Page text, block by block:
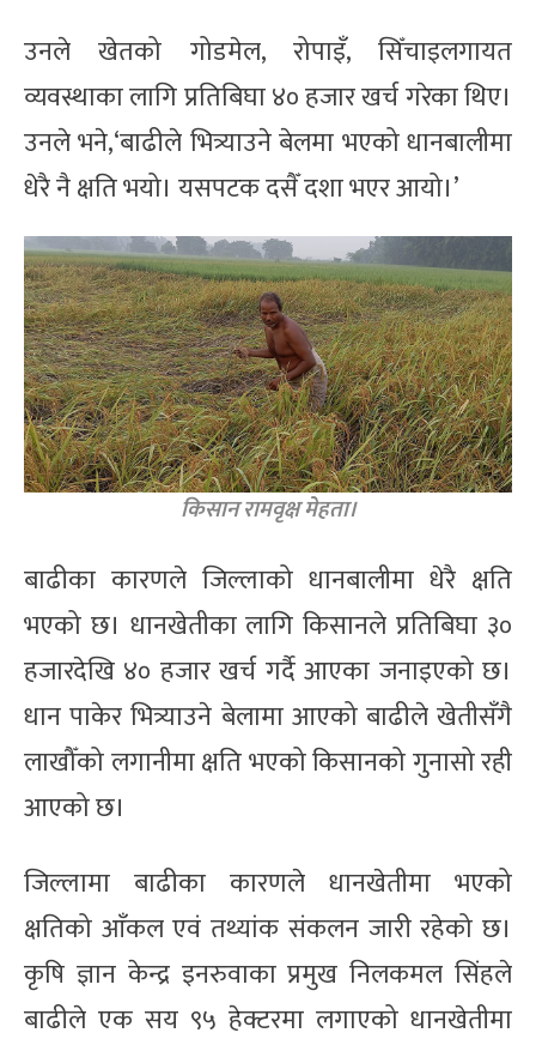
उनले खेतको गोडमेल, रोपाइँ, सिँचाइलगायत
व्यवस्थाका लागि प्रतिबिघा ४० हजार खर्च गरेका थिए।
उनले भने,‘बाढीले भित्र्याउने बेलमा भएको धानबालीमा
धेरै नै क्षति भयो। यसपटक दसैँ दशा भएर आयो।’
किसान रामवृक्ष मेहता।
बाढीका कारणले जिल्लाको धानबालीमा धेरै क्षति
भएको छ। धानखेतीका लागि किसानले प्रतिबिघा ३०
हजारदेखि ४० हजार खर्च गर्दै आएका जनाइएको छ।
धान पाकेर भित्र्याउने बेलामा आएको बाढीले खेतीसँगै
लाखौँको लगानीमा क्षति भएको किसानको गुनासो रही
आएको छ।
जिल्लामा बाढीका कारणले धानखेतीमा भएको
क्षतिको आँकल एवं तथ्यांक संकलन जारी रहेको छ।
कृषि ज्ञान केन्द्र इनरुवाका प्रमुख निलकमल सिंहले
बाढीले एक सय ९५ हेक्टरमा लगाएको धानखेतीमा